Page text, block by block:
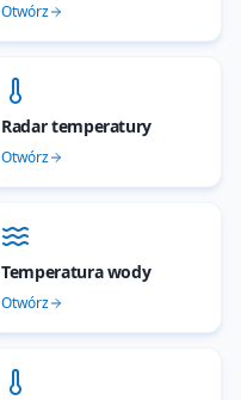
Otwórz
Radar temperatury
Otwórz
Temperatura wody
Otwórz